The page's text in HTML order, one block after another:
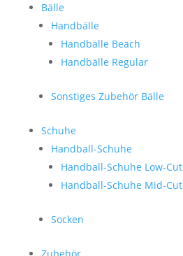
Bälle
Handbälle
Handbälle Beach
Handbälle Regular
Sonstiges Zubehör Bälle
Schuhe
Handball-Schuhe
Handball-Schuhe Low-Cut
Handball-Schuhe Mid-Cut
Socken